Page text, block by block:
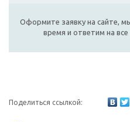
Оформите заявку на сайте,
время и ответим на
Поделиться ссылкой: